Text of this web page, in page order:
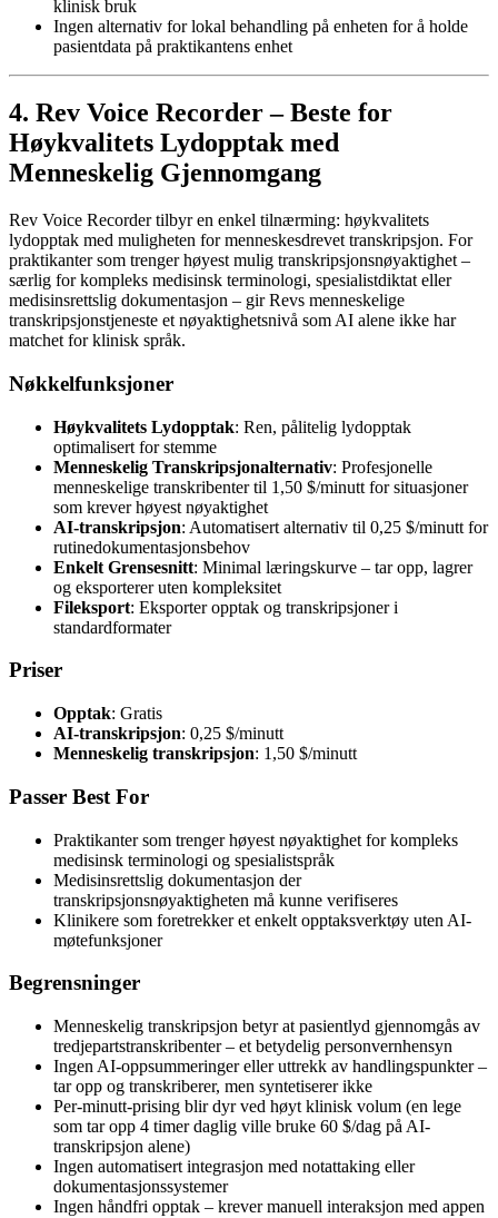
klinisk bruk
Ingen alternativ for lokal behandling på enheten for å holde
pasientdata på praktikantens enhet
4. Rev Voice Recorder – Beste for
Høykvalitets Lydopptak med
Menneskelig Gjennomgang
Rev Voice Recorder tilbyr en enkel tilnærming: høykvalitets
lydopptak med muligheten for menneskesdrevet transkripsjon. For
praktikanter som trenger høyest mulig transkripsjonsnøyaktighet –
særlig for kompleks medisinsk terminologi, spesialistdiktat eller
medisinsrettslig dokumentasjon – gir Revs menneskelige
transkripsjonstjeneste et nøyaktighetsnivå som AI alene ikke har
matchet for klinisk språk.
Nøkkelfunksjoner
Høykvalitets Lydopptak: Ren, pålitelig lydopptak
optimalisert for stemme
Menneskelig Transkripsjonalternativ: Profesjonelle
menneskelige transkribenter til 1,50 $/minutt for situasjoner
som krever høyest nøyaktighet
AI-transkripsjon: Automatisert alternativ til 0,25 $/minutt for
rutinedokumentasjonsbehov
Enkelt Grensesnitt: Minimal læringskurve – tar opp, lagrer
og eksporterer uten kompleksitet
Fileksport: Eksporter opptak og transkripsjoner i
standardformater
Priser
Opptak: Gratis
AI-transkripsjon: 0,25 $/minutt
Menneskelig transkripsjon: 1,50 $/minutt
Passer Best For
Praktikanter som trenger høyest nøyaktighet for kompleks
medisinsk terminologi og spesialistspråk
Medisinsrettslig dokumentasjon der
transkripsjonsnøyaktigheten må kunne verifiseres
Klinikere som foretrekker et enkelt opptaksverktøy uten AI-
møtefunksjoner
Begrensninger
Menneskelig transkripsjon betyr at pasientlyd gjennomgås av
tredjepartstranskribenter – et betydelig personvernhensyn
Ingen AI-oppsummeringer eller uttrekk av handlingspunkter –
tar opp og transkriberer, men syntetiserer ikke
Per-minutt-prising blir dyr ved høyt klinisk volum (en lege
som tar opp 4 timer daglig ville bruke 60 $/dag på AI-
transkripsjon alene)
Ingen automatisert integrasjon med notattaking eller
dokumentasjonssystemer
Ingen håndfri opptak – krever manuell interaksjon med appen